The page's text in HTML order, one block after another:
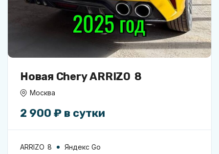
Новая Chery ARRIZO 8
Москва
2 900 ₽ в сутки
ARRIZO 8 Яндекс Go